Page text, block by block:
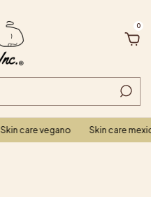
0
Skin care vegano Skin care